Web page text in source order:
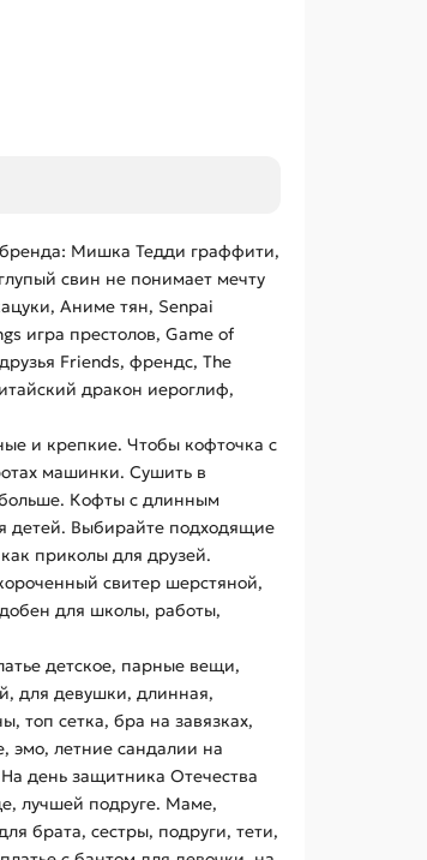
бренда: Мишка Тедди граффити,
свин не понимает мечту
Аниме тян, Senpai
игра престолов, Game of
Friends, френдс, The
дракон иероглиф,
и крепкие. Чтобы кофточка с
машинки. Сушить в
Кофты с длинным
детей. Выбирайте подходящие
приколы для друзей.
свитер шерстяной,
для школы, работы,
детское, парные вещи,
для девушки, длинная,
топ сетка, бра на завязках,
эмо, летние сандалии на
день защитника Отечества
лучшей подруге. Маме,
брата, сестры, подруги, тети,